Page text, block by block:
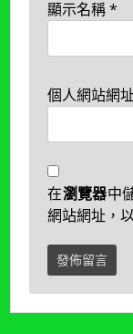
顯示名稱*
個人網站網
在瀏覽器中
網站網址，